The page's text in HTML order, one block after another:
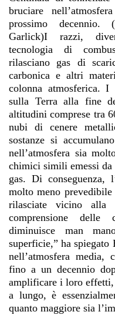
bruciare
prossimo decennio.
Garlick)I razzi,
tecnologia di
rilasciano gas di
carbonica e altri
colonna atmosferica.
sulla Terra alla fine
altitudini comprese tra
nubi di cenere
sostanze si
nell’atmosfera sia
chimici simili emessi
gas. Di conseguenza,
molto meno
rilasciate vicino alla
comprensione delle
diminuisce man
superficie,” ha spiegato
nell’atmosfera media,
fino a un decennio
amplificare i loro effetti,
a lungo, è
quanto maggiore sia